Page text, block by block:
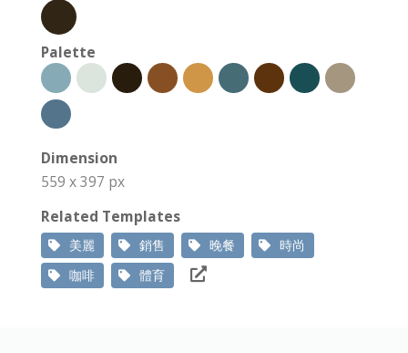
Palette
Dimension
559 x 397 px
Related Templates
美麗 銷售 晚餐
時尚
咖啡
體育